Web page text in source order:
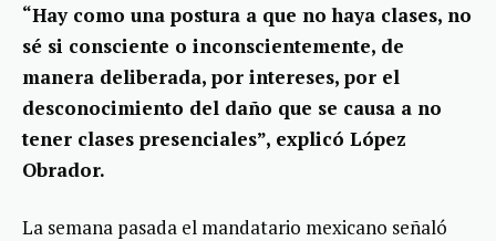
“Hay como una postura a que no haya clases, no
sé si consciente o inconscientemente, de
manera deliberada, por intereses, por el
desconocimiento del daño que se causa a no
tener clases presenciales”, explicó López
Obrador.
La semana pasada el mandatario mexicano señaló